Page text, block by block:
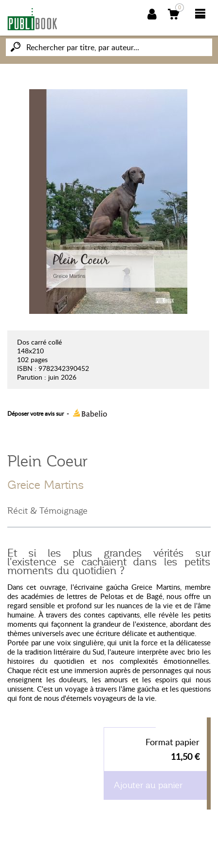
0
NOUVEAUTÉS
PUBLIBOOK
MON PETIT ÉDITEUR
Dos carré collé
148x210
102 pages
ISBN : 9782342390452
Parution : juin 2026
Déposer votre avis sur -
Plein Coeur
Greice Martins
Récit & Témoignage
Et si les plus grandes vérités sur
l'existence se cachaient dans les petits
moments du quotidien ?
Dans cet ouvrage, l'écrivaine gaúcha Greice Martins, membre
des académies de lettres de Pelotas et de Bagé, nous offre un
regard sensible et profond sur les nuances de la vie et de l'âme
humaine. À travers des contes captivants, elle révèle les petits
moments qui façonnent la grandeur de l'existence, abordant des
thèmes universels avec une écriture délicate et authentique.
Portée par une voix singulière, qui unit la force et la délicatesse
de la tradition littéraire du Sud, l'auteure interprète avec brio les
histoires du quotidien et nos complexités émotionnelles.
Chaque récit est une immersion auprès de personnages qui nous
enseignent les douleurs, les amours et les espoirs qui nous
unissent. C'est un voyage à travers l'âme gaúcha et les questions
qui font de nous d'éternels voyageurs de la vie.
Format papier
11,50 €
Ajouter au panier